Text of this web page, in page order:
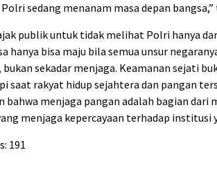
sedang menanam masa depan bangsa,”
publik untuk tidak melihat Polri hanya
hanya bisa maju bila semua unsur
sekadar menjaga. Keamanan sejati
saat rakyat hidup sejahtera dan pangan
bahwa menjaga pangan adalah bagian dari
menjaga kepercayaan terhadap institusi
191